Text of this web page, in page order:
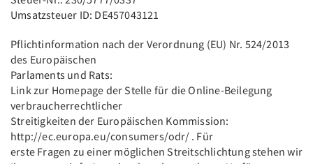
Umsatzsteuer ID: DE457043121
Pflichtinformation nach der Verordnung (EU) Nr. 524/2013
des Europäischen
Parlaments und Rats:
Link zur Homepage der Stelle für die Online-Beilegung
verbraucherrechtlicher
Streitigkeiten der Europäischen Kommission:
http://ec.europa.eu/consumers/odr/ . Für
erste Fragen zu einer möglichen Streitschlichtung stehen wir